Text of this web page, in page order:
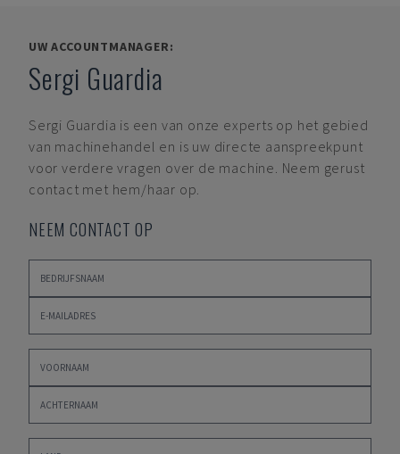
UW ACCOUNTMANAGER:
Sergi Guardia
Sergi Guardia is een van onze experts op het gebied
van machinehandel en is uw directe aanspreekpunt
voor verdere vragen over de machine. Neem gerust
contact met hem/haar op.
NEEM CONTACT OP